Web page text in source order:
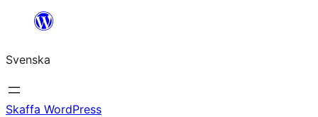
Hoppa
innehåll
Svenska
Skaffa WordPress